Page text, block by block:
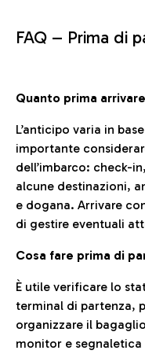
FAQ – Prima di
Quanto prima
L’anticipo varia in
importante
dell’imbarco: check-
alcune destinazioni,
e dogana. Arrivare
di gestire eventuali
Cosa fare prima di
È utile verificare lo
terminal di partenza,
organizzare il
monitor e